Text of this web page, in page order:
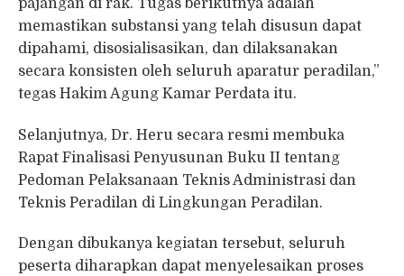
pajangan di rak. Tugas berikutnya adalah
memastikan substansi yang telah disusun dapat
dipahami, disosialisasikan, dan dilaksanakan
secara konsisten oleh seluruh aparatur peradilan,”
tegas Hakim Agung Kamar Perdata itu.
Selanjutnya, Dr. Heru secara resmi membuka
Rapat Finalisasi Penyusunan Buku II tentang
Pedoman Pelaksanaan Teknis Administrasi dan
Teknis Peradilan di Lingkungan Peradilan.
Dengan dibukanya kegiatan tersebut, seluruh
peserta diharapkan dapat menyelesaikan proses